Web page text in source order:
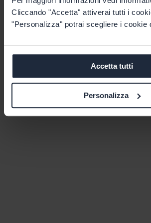
Cliccando "Accetta" attiverai tutti i
"Personalizza" potrai scegliere i cookie
Accetta tutti
Personalizza